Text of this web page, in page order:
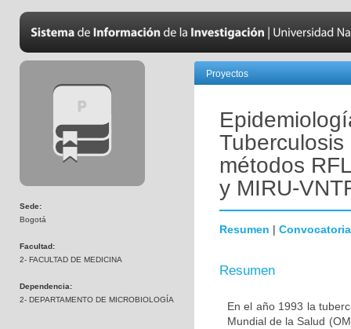
Sede:
Bogotá
Facultad:
2- FACULTAD DE MEDICINA
Dependencia:
2- DEPARTAMENTO DE MICROBIOLOGÍA
Proyectos
métodos
y MIRU-
Resumen | Convocatoria
Resumen
En el año 1993 la
Mundial de la Salud